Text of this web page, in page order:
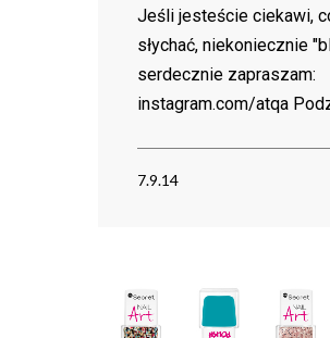
Jeśli jesteście ciekawi,
słychać, niekoniecznie
serdecznie zapraszam:
instagram.com/atqa
7.9.14